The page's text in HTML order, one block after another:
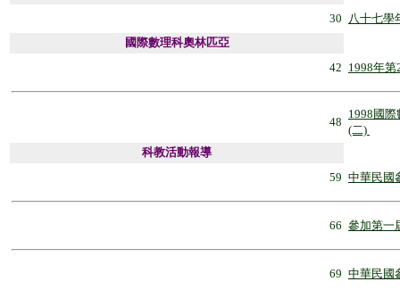
30 八十七學
國際數理科奧林匹亞
42 1998年
48
1998國
(二)
科教活動報導
59 中華民國
66 參加第一
69 中華民國